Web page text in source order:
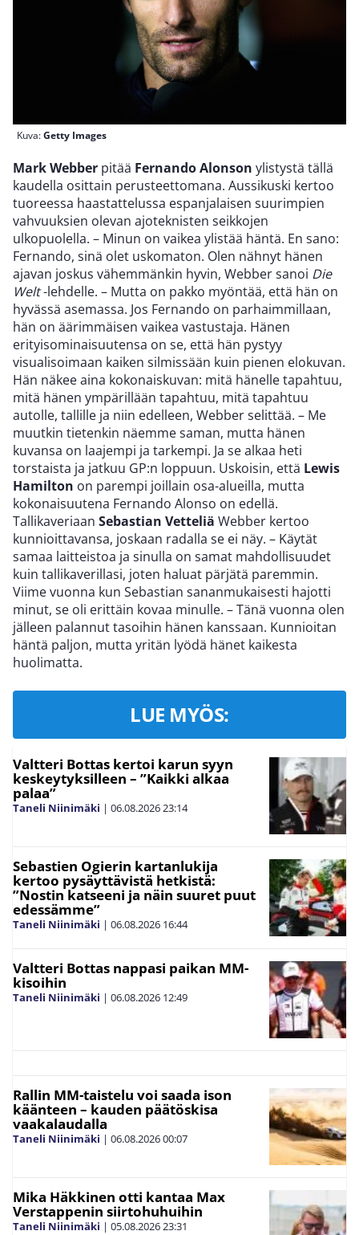
Kuva:Getty Images
Mark Webber pitää Fernando Alonson ylistystä tällä
kaudella osittain perusteettomana. Aussikuski kertoo
tuoreessa haastattelussa espanjalaisen suurimpien
vahvuuksien olevan ajoteknisten seikkojen
ulkopuolella. – Minun on vaikea ylistää häntä. En sano:
Fernando, sinä olet uskomaton. Olen nähnyt hänen
ajavan joskus vähemmänkin hyvin, Webber sanoi Die
Welt-lehdelle. – Mutta on pakko myöntää, että hän on
hyvässä asemassa. Jos Fernando on parhaimmillaan,
hän on äärimmäisen vaikea vastustaja. Hänen
erityisominaisuutensa on se, että hän pystyy
visualisoimaan kaiken silmissään kuin pienen elokuvan.
Hän näkee aina kokonaiskuvan: mitä hänelle tapahtuu,
mitä hänen ympärillään tapahtuu, mitä tapahtuu
autolle, tallille ja niin edelleen, Webber selittää. – Me
muutkin tietenkin näemme saman, mutta hänen
kuvansa on laajempi ja tarkempi. Ja se alkaa heti
torstaista ja jatkuu GP:n loppuun. Uskoisin, että Lewis
Hamilton on parempi joillain osa-alueilla, mutta
kokonaisuutena Fernando Alonso on edellä.
Tallikaveriaan Sebastian Vetteliä Webber kertoo
kunnioittavansa, joskaan radalla se ei näy. – Käytät
samaa laitteistoa ja sinulla on samat mahdollisuudet
kuin tallikaverillasi, joten haluat pärjätä paremmin.
Viime vuonna kun Sebastian sananmukaisesti hajotti
minut, se oli erittäin kovaa minulle. – Tänä vuonna olen
jälleen palannut tasoihin hänen kanssaan. Kunnioitan
häntä paljon, mutta yritän lyödä hänet kaikesta
huolimatta.
LUE MYÖS:
Valtteri Bottas kertoi karun syyn
keskeytyksilleen – ”Kaikki alkaa
palaa”
Taneli Niinimäki | 06.08.202623:14
Sebastien Ogierin kartanlukija
kertoo pysäyttävistä hetkistä:
”Nostin katseeni ja näin suuret puut
edessämme”
Taneli Niinimäki | 06.08.2026 16:44
Valtteri Bottas nappasi paikan MM-
kisoihin
Taneli Niinimäki | 06.08.2026 12:49
Rallin MM-taistelu voi saada ison
käänteen – kauden päätöskisa
vaakalaudalla
Taneli Niinimäki | 06.08.202600:07
Mika Häkkinen otti kantaa Max
Verstappenin siirtohuhuihin
Taneli Niinimäki | 05.08.202623:31